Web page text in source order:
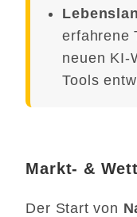
erfahrene
neuen KI-
Tools
Markt- &
Der Start von